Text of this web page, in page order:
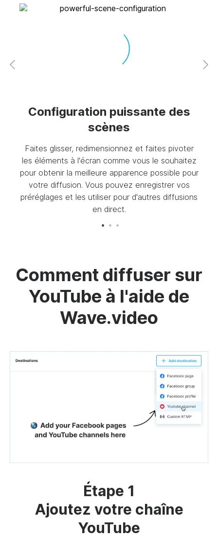
Configuration puissante des
scènes
Faites glisser, redimensionnez et faites pivoter
les éléments à l'écran comme vous le souhaitez
pour obtenir la meilleure apparence possible pour
votre diffusion. Vous pouvez enregistrer vos
préréglages et les utiliser pour d'autres diffusions
en direct.
Comment diffuser sur
YouTube à l'aide de
Wave.video
Étape 1
Ajoutez votre chaîne
YouTube